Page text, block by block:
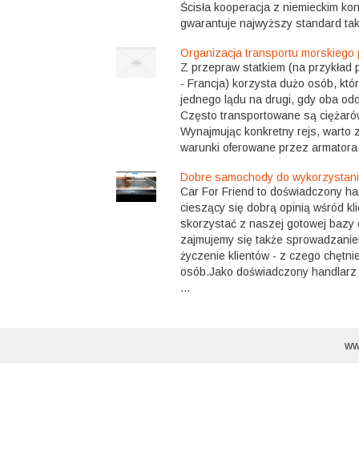
Ścisła kooperacja z niemieckim
gwarantuje najwyższy standard
Organizacja transportu morskiego
Z przepraw statkiem (na przykład
- Francja) korzysta dużo osób,
jednego lądu na drugi, gdy oba
Często transportowane są
Wynajmując konkretny rejs, warto
warunki oferowane przez
Dobre samochody do
Car For Friend to doświadczony
cieszący się dobrą opinią wśród
skorzystać z naszej gotowej bazy
zajmujemy się także
życzenie klientów - z czego
osób.Jako doświadczony
...